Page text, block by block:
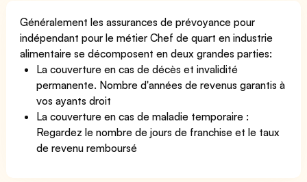
Généralement les assurances de prévoyance pour
indépendant pour le métier Chef de quart en industrie
alimentaire se décomposent en deux grandes parties:
La couverture en cas de décès et invalidité
permanente. Nombre d'années de revenus garantis à
vos ayants droit
La couverture en cas de maladie temporaire :
Regardez le nombre de jours de franchise et le taux
de revenu remboursé